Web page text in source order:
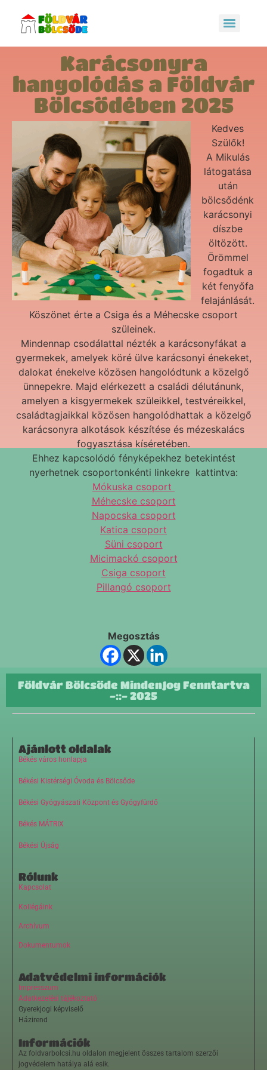
Karácsonyra
hangolódás a Földvár
Bölcsődében 2025
Kedves
Szülők!
A Mikulás
látogatása
után
bölcsődénk
karácsonyi
díszbe
öltözött.
Örömmel
fogadtuk a
két fenyőfa
felajánlását.
Köszönet érte a Csiga és a Méhecske csoport
szüleinek.
Mindennap csodálattal nézték a karácsonyfákat a
gyermekek, amelyek köré ülve karácsonyi énekeket,
dalokat énekelve közösen hangolódtunk a közelgő
ünnepekre. Majd elérkezett a családi délutánunk,
amelyen a kisgyermekek szüleikkel, testvéreikkel,
családtagjaikkal közösen hangolódhattak a közelgő
karácsonyra alkotások készítése és mézeskalács
fogyasztása kíséretében.
Ehhez kapcsolódó fényképekhez betekintést
nyerhetnek csoportonkénti linkekre kattintva:
Mókuska csoport
Méhecske csoport
Napocska csoport
Katica csoport
Süni csoport
Micimackó csoport
Csiga csoport
Pillangó csoport
Megosztás
Földvár Bölcsőde MindenJog Fenntartva
-::- 2025
Ajánlott oldalak
Békés város honlapja
Békési Kistérségi Óvoda és Bölcsőde
Békési Gyógyászati Központ és Gyógyfürdő
Békés MÁTRIX
Békési Újság
Rólunk
Kapcsolat
Kollégáink
Archívum
Dokumentumok
Adatvédelmi információk
Impresszum
Adatkezelési tájékoztató
Gyerekjogi képviselő
Házirend
Információk
Az foldvarbolcsi.hu oldalon megjelent összes tartalom szerzői
jogvédelem hatálya alá esik.